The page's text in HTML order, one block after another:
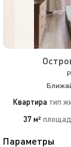
Квартира тип
37 м²
Параметры